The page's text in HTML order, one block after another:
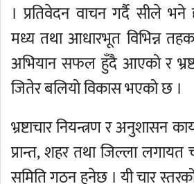
। प्रतिवेदन वाचन गर्दै सीले
मध्य तथा आधारभूत विभिन्न तहका
अभियान सफल हुँदै आएको र
जितेर बलियो विकास भएको छ ।
भ्रष्टाचार नियन्त्रण र अनुशासन
प्रान्त, शहर तथा जिल्ला
समिति गठन हुनेछ । यी चार